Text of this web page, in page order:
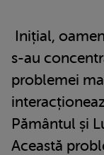
Inițial,
s-au
problemei
Pământul și
Această